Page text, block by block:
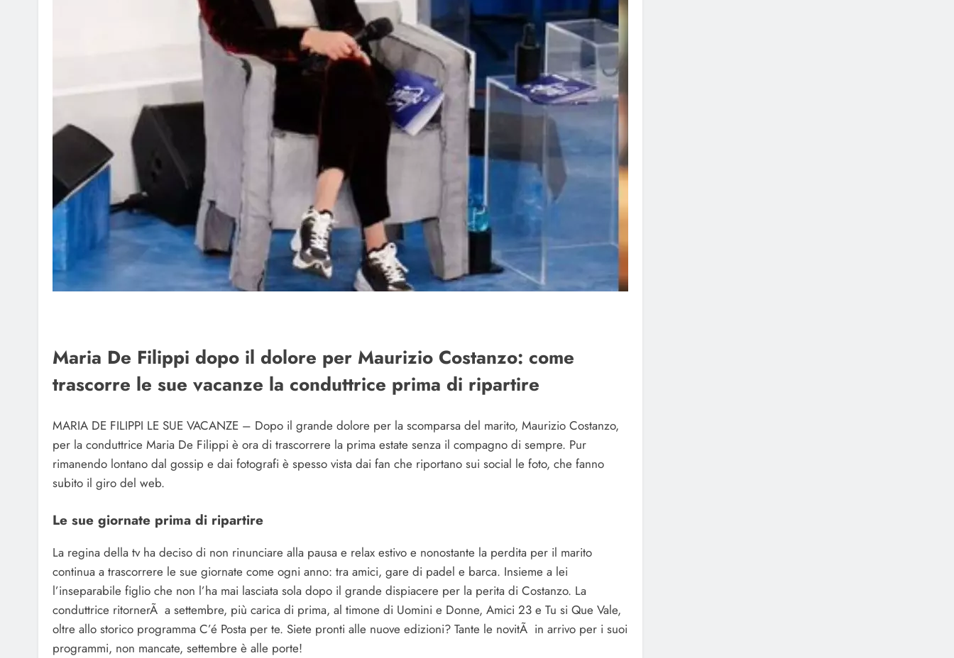
Maria De Filippi dopo il dolore per Maurizio Costanzo: come
trascorre le sue vacanze la conduttrice prima di ripartire
MARIA DE FILIPPI LE SUE VACANZE – Dopo il grande dolore per la scomparsa del marito, Maurizio Costanzo,
per la conduttrice Maria De Filippi è ora di trascorrere la prima estate senza il compagno di sempre. Pur
rimanendo lontano dal gossip e dai fotografi è spesso vista dai fan che riportano sui social le foto, che fanno
subito il giro del web.
Le sue giornate prima di ripartire
La regina della tv ha deciso di non rinunciare alla pausa e relax estivo e nonostante la perdita per il marito
continua a trascorrere le sue giornate come ogni anno: tra amici, gare di padel e barca. Insieme a lei
l’inseparabile figlio che non l’ha mai lasciata sola dopo il grande dispiacere per la perita di Costanzo. La
conduttrice ritornerÃ a settembre, più carica di prima, al timone di Uomini e Donne, Amici 23 e Tu si Que Vale,
oltre allo storico programma C’é Posta per te. Siete pronti alle nuove edizioni? Tante le novitÃ in arrivo per i suoi
programmi, non mancate, settembre è alle porte!